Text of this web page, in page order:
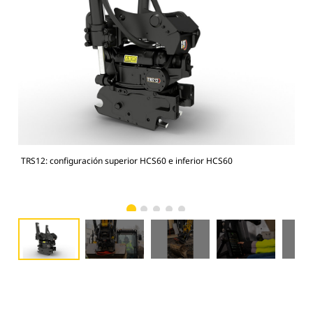
TRS12: configuración superior HCS60 e inferior HCS60